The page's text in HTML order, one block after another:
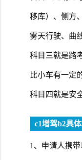
移库）、侧方
雾天行驶、曲
科目三就是路
比小车有一定
科目四就是安
c1增驾b2具
1、申请人携